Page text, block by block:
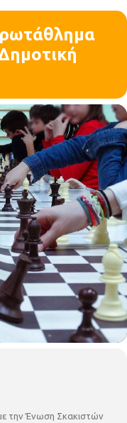
την Ένωση Σκακιστών